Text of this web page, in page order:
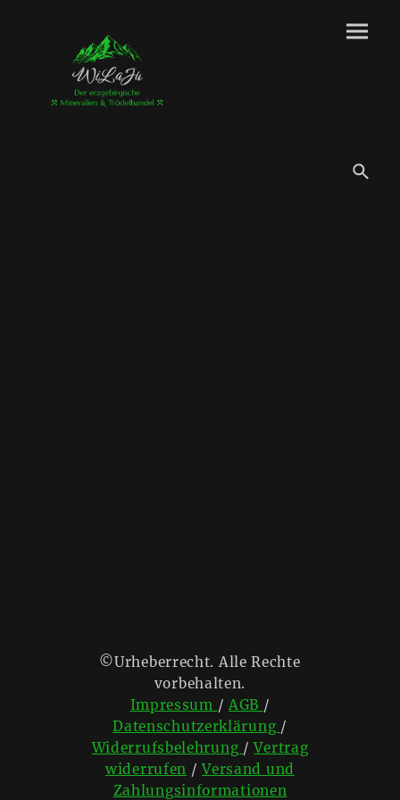
©Urheberrecht. Alle Rechte
vorbehalten.
Impressum / AGB /
Datenschutzerklärung /
Widerrufsbelehrung /Vertrag
widerrufen /Versand und
Zahlungsinformationen